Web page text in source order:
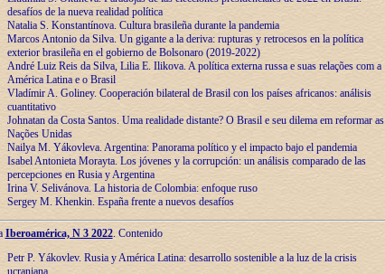
desafíos de la nueva realidad política
Natalia S. Konstantínova. Cultura brasileña durante la pandemia
Marcos Antonio da Silva. Un gigante a la deriva: rupturas y retrocesos en la política
exterior brasileña en el gobierno de Bolsonaro (2019-2022)
André Luiz Reis da Silva, Lilia E. Ilikova. A política externa russa e suas relações com a
América Latina e o Brasil
Vladímir A. Goliney. Cooperación bilateral de Brasil con los países africanos: análisis
cuantitativo
Johnatan da Costa Santos. Uma realidade distante? O Brasil e seu dilema em reformar as
Nações Unidas
Nailya M. Yákovleva. Argentina: Panorama político y el impacto bajo el pandemia
Isabel Antonieta Morayta. Los jóvenes y la corrupción: un análisis comparado de las
percepciones en Rusia y Argentina
Irina V. Selivánova. La historia de Colombia: enfoque ruso
Sergey M. Khenkin. España frente a nuevos desafíos
Iberoamérica, N 3 2022. Contenido
Petr P. Yákovlev. Rusia y América Latina: desarrollo sostenible a la luz de la crisis
ucraniana